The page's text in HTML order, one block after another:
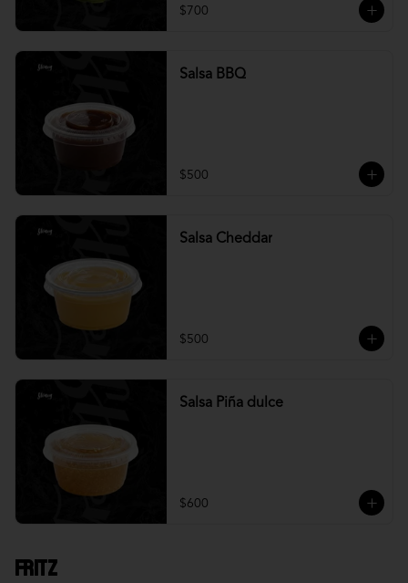
$700
Salsa BBQ
$500
Salsa Cheddar
$500
Salsa Piña dulce
$600
Fritz